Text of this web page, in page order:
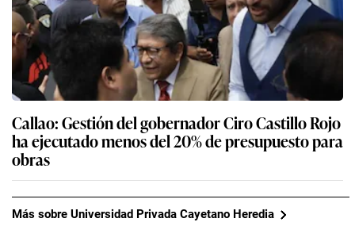
Callao: Gestión del gobernador Ciro Castillo Rojo
ha ejecutado menos del 20% de presupuesto para
obras
Más sobre Universidad Privada Cayetano Heredia